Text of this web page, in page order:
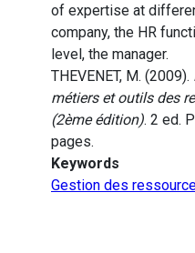
of expertise at
company, the HR
level, the manager.
THEVENET, M. (2009).
métiers et outils des
(2ème édition). 2 ed.
pages.
Keywords
Gestion des